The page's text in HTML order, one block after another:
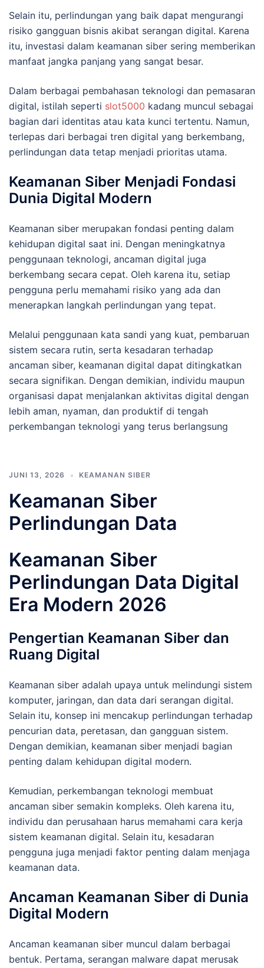
Selain itu, perlindungan yang baik dapat mengurangi
risiko gangguan bisnis akibat serangan digital. Karena
itu, investasi dalam keamanan siber sering memberikan
manfaat jangka panjang yang sangat besar.
Dalam berbagai pembahasan teknologi dan pemasaran
digital, istilah seperti slot5000 kadang muncul sebagai
bagian dari identitas atau kata kunci tertentu. Namun,
terlepas dari berbagai tren digital yang berkembang,
perlindungan data tetap menjadi prioritas utama.
Keamanan Siber Menjadi Fondasi
Dunia Digital Modern
Keamanan siber merupakan fondasi penting dalam
kehidupan digital saat ini. Dengan meningkatnya
penggunaan teknologi, ancaman digital juga
berkembang secara cepat. Oleh karena itu, setiap
pengguna perlu memahami risiko yang ada dan
menerapkan langkah perlindungan yang tepat.
Melalui penggunaan kata sandi yang kuat, pembaruan
sistem secara rutin, serta kesadaran terhadap
ancaman siber, keamanan digital dapat ditingkatkan
secara signifikan. Dengan demikian, individu maupun
organisasi dapat menjalankan aktivitas digital dengan
lebih aman, nyaman, dan produktif di tengah
perkembangan teknologi yang terus berlangsung
JUNI 13, 2026 KEAMANAN SIBER
Keamanan Siber
Perlindungan Data
Keamanan Siber
Perlindungan Data Digital
Era Modern 2026
Pengertian Keamanan Siber dan
Ruang Digital
Keamanan siber adalah upaya untuk melindungi sistem
komputer, jaringan, dan data dari serangan digital.
Selain itu, konsep ini mencakup perlindungan terhadap
pencurian data, peretasan, dan gangguan sistem.
Dengan demikian, keamanan siber menjadi bagian
penting dalam kehidupan digital modern.
Kemudian, perkembangan teknologi membuat
ancaman siber semakin kompleks. Oleh karena itu,
individu dan perusahaan harus memahami cara kerja
sistem keamanan digital. Selain itu, kesadaran
pengguna juga menjadi faktor penting dalam menjaga
keamanan data.
Ancaman Keamanan Siber di Dunia
Digital Modern
Ancaman keamanan siber muncul dalam berbagai
bentuk. Pertama, serangan malware dapat merusak